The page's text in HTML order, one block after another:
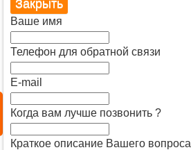
Ваше имя
Телефон для обратной связи
E-mail
Когда вам лучше позвонить ?
Краткое описание Вашего вопроса